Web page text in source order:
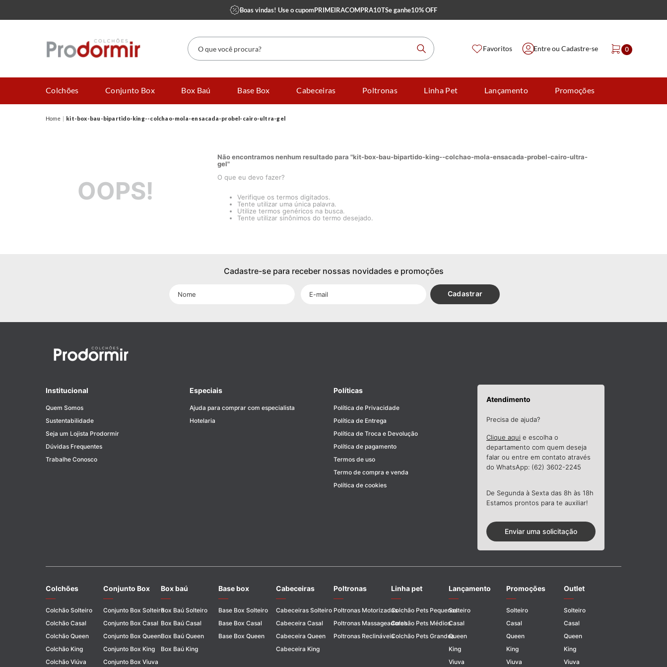
Boas vindas! Use o cupomPRIMEIRACOMPRA10TSe ganhe10% OFF
O que você procura?
Favoritos Entre ou Cadastre-se 0
Colchões Conjunto Box Box Baú Base Box Cabeceiras Poltronas Linha Pet Lançamento Promoções
kit-box-bau-bipartido-king--colchao-mola-ensacada-probel-cairo-ultra-gel
OOPS!
Não encontramos nenhum resultado para "kit-box-bau-bipartido-king--colchao-mola-ensacada-probel-cairo-ultra-
gel"
O que eu devo fazer?
Verifique os termos digitados.
Tente utilizar uma única palavra.
Utilize termos genéricos na busca.
Tente utilizar sinônimos do termo desejado.
Cadastre-se para receber nossas novidades e promoções
Cadastrar
Institucional
Quem Somos
Sustentabilidade
Seja um Lojista Prodormir
Dúvidas Frequentes
Trabalhe Conosco
Especiais
Ajuda para comprar com especialista
Hotelaria
Políticas
Política de Privacidade
Política de Entrega
Política de Troca e Devolução
Política de pagamento
Termos de uso
Termo de compra e venda
Política de cookies
Atendimento
Precisa de ajuda?
Clique aqui e escolha o
departamento com quem deseja
falar ou entre em contato através
do WhatsApp: (62) 3602-2245
De Segunda à Sexta das 8h às 18h
Estamos prontos para te auxiliar!
Enviar uma solicitação
Colchões
Colchão Solteiro
Colchão Casal
Colchão Queen
Colchão King
Colchão Viúva
Conjunto Box
Conjunto Box Solteiro
Conjunto Box Casal
Conjunto Box Queen
Conjunto Box King
Conjunto Box Viuva
Box baú
Box Baú Solteiro
Box Baú Casal
Box Baú Queen
Box Baú King
Base box
Base Box Solteiro
Base Box Casal
Base Box Queen
Cabeceiras
Cabeceiras Solteiro
Cabeceira Casal
Cabeceira Queen
Cabeceira King
Poltronas
Poltronas Motorizadas
Poltronas Massageadoras
Poltronas Reclináveis
Linha pet
Colchão Pets Pequenos
Colchão Pets Médios
Colchão Pets Grandes
Lançamento
Solteiro
Casal
Queen
King
Viuva
Promoções
Solteiro
Casal
Queen
King
Viuva
Outlet
Solteiro
Casal
Queen
King
Viuva